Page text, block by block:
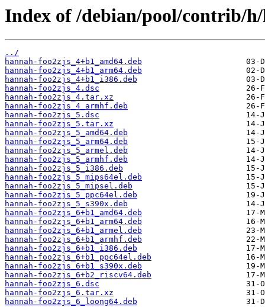
Index of /debian/pool/contrib/
../
hannah-foo2zjs_4+b1_amd64.deb
hannah-foo2zjs_4+b1_arm64.deb
hannah-foo2zjs_4+b1_i386.deb
hannah-foo2zjs_4.dsc
hannah-foo2zjs_4.tar.xz
hannah-foo2zjs_4_armhf.deb
hannah-foo2zjs_5.dsc
hannah-foo2zjs_5.tar.xz
hannah-foo2zjs_5_amd64.deb
hannah-foo2zjs_5_arm64.deb
hannah-foo2zjs_5_armel.deb
hannah-foo2zjs_5_armhf.deb
hannah-foo2zjs_5_i386.deb
hannah-foo2zjs_5_mips64el.deb
hannah-foo2zjs_5_mipsel.deb
hannah-foo2zjs_5_ppc64el.deb
hannah-foo2zjs_5_s390x.deb
hannah-foo2zjs_6+b1_amd64.deb
hannah-foo2zjs_6+b1_arm64.deb
hannah-foo2zjs_6+b1_armel.deb
hannah-foo2zjs_6+b1_armhf.deb
hannah-foo2zjs_6+b1_i386.deb
hannah-foo2zjs_6+b1_ppc64el.deb
hannah-foo2zjs_6+b1_s390x.deb
hannah-foo2zjs_6+b2_riscv64.deb
hannah-foo2zjs_6.dsc
hannah-foo2zjs_6.tar.xz
hannah-foo2zjs_6_loong64.deb